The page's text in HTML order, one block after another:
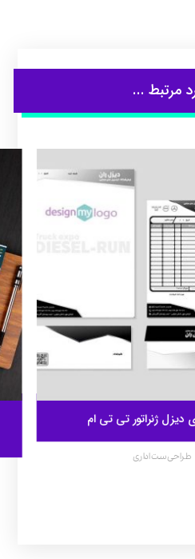
مرتبط ...
ژنراتور تی تی ام
طراحی ست اداری